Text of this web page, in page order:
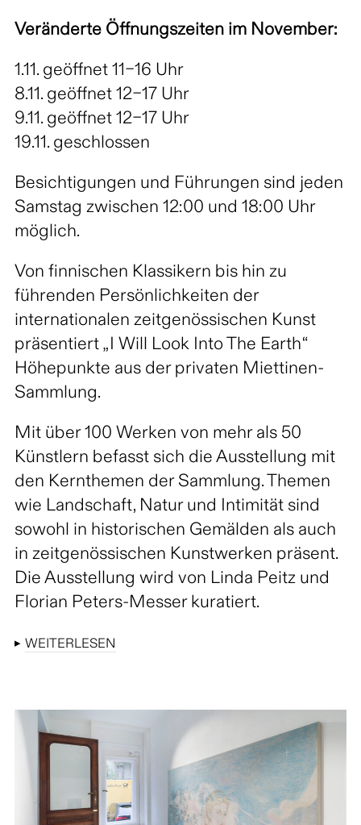
Veränderte Öffnungszeiten im November:
1.11. geöffnet 11–16 Uhr
8.11. geöffnet 12–17 Uhr
9.11. geöffnet 12–17 Uhr
19.11. geschlossen
Besichtigungen und Führungen sind jeden
Samstag zwischen 12:00 und 18:00 Uhr
möglich.
Von finnischen Klassikern bis hin zu
führenden Persönlichkeiten der
internationalen zeitgenössischen Kunst
präsentiert „I Will Look Into The Earth“
Höhepunkte aus der privaten Miettinen-
Sammlung.
Mit über 100 Werken von mehr als 50
Künstlern befasst sich die Ausstellung mit
den Kernthemen der Sammlung. Themen
wie Landschaft, Natur und Intimität sind
sowohl in historischen Gemälden als auch
in zeitgenössischen Kunstwerken präsent.
Die Ausstellung wird von Linda Peitz und
Florian Peters-Messer kuratiert.
▸ WEITERLESEN